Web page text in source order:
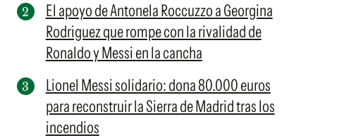
El apoyo de Antonela Roccuzzo a Georgina
Rodriguez que rompe con la rivalidad de
Ronaldo y Messi en la cancha
Lionel Messi solidario: dona 80.000 euros
para reconstruir la Sierra de Madrid tras los
incendios